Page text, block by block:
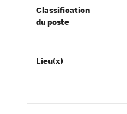
Classification
du poste
Lieu(x)